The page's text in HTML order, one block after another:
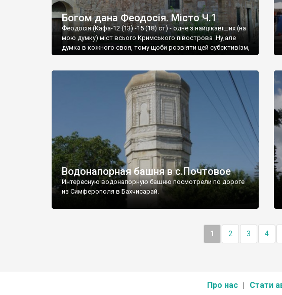
Богом дана Феодосія. Місто Ч.1
Феодосія (Кафа-12 (13) -15 (18) ст) - одне з найцікавіших (на
мою думку) міст всього Кримського півострова .Ну,але
думка в кожного своя, тому щоби розвіяти цей субєктивізм,
запрошую відвідати це
Водонапорная башня в с.Почтовое
Интересную водонапорную башню посмотрели по дороге
из Симферополя в Бахчисарай.
1 2 3 4
Про нас Стати